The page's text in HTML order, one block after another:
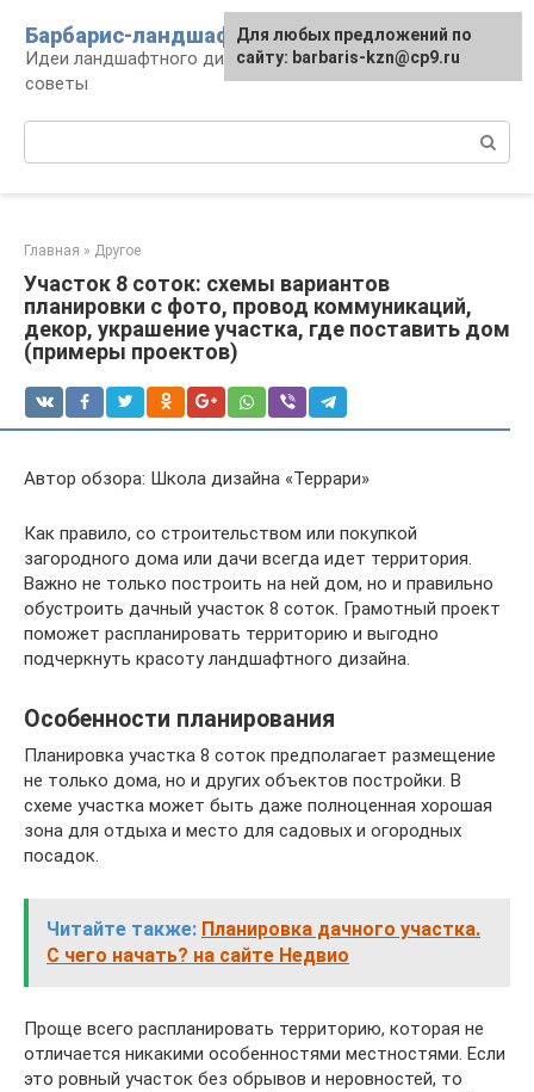
контенту
Барбарис-ландшафт
Идеи ландшафтного дизайна, правила и
советы
Главная » Другое
Участок 8 соток: схемы вариантов
планировки с фото, провод коммуникаций,
декор, украшение участка, где поставить дом
(примеры проектов)
Автор обзора: Школа дизайна «Террари»
Как правило, со строительством или покупкой
загородного дома или дачи всегда идет территория.
Важно не только построить на ней дом, но и правильно
обустроить дачный участок 8 соток. Грамотный проект
поможет распланировать территорию и выгодно
подчеркнуть красоту ландшафтного дизайна.
Особенности планирования
Планировка участка 8 соток предполагает размещение
не только дома, но и других объектов постройки. В
схеме участка может быть даже полноценная хорошая
зона для отдыха и место для садовых и огородных
посадок.
Читайте также: Планировка дачного участка.
С чего начать? на сайте Недвио
Проще всего распланировать территорию, которая не
отличается никакими особенностями местностями. Если
это ровный участок без обрывов и неровностей, то
Для любых предложений по
сайту: barbaris-kzn@cp9.ru